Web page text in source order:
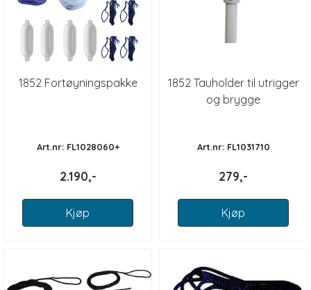
1852 Fortøyningspakke
Art.nr: FL1028060+
2.190,-
Kjøp
1852 Tauholder til utrigger
og brygge
Art.nr: FL1031710
279,-
Kjøp